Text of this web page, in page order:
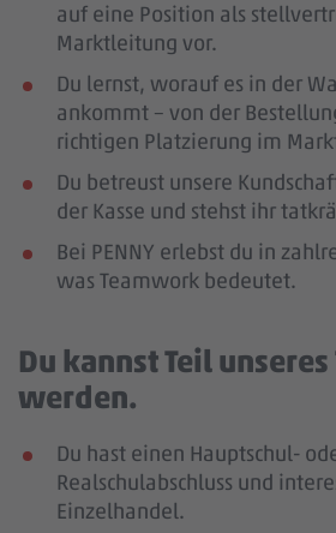
auf eine Position als
Marktleitung vor.
Du lernst, worauf es in der
ankommt – von der
richtigen Platzierung im
Du betreust unsere
der Kasse und stehst ihr
Bei PENNY erlebst du in
was Teamwork bedeutet.
Du kannst Teil unseres
werden.
Du hast einen Hauptschul-
Realschulabschluss und
Einzelhandel.